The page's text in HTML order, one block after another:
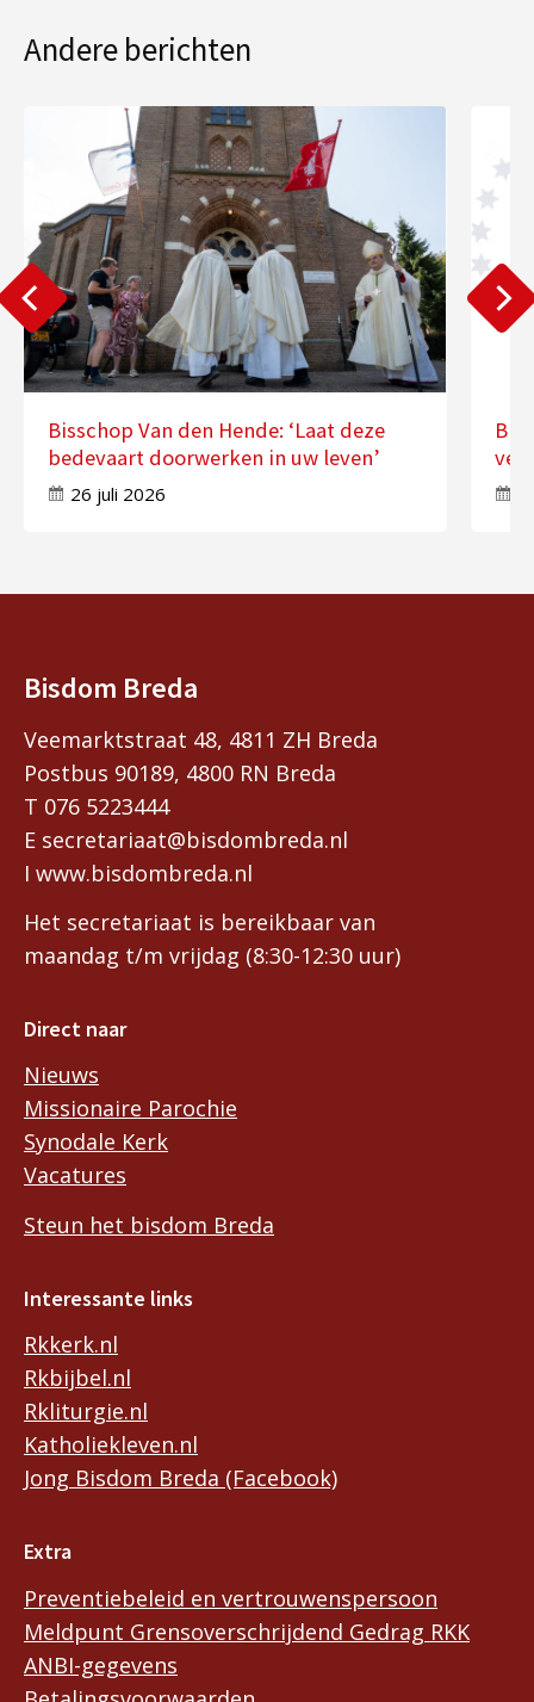
Andere berichten
Bisschop Van den Hende: ‘Laat deze
bedevaart doorwerken in uw leven’
26 juli 2026
Bisdom Breda
Veemarktstraat 48, 4811 ZH Breda
Postbus 90189, 4800 RN Breda
T 076 5223444
E secretariaat@bisdombreda.nl
I www.bisdombreda.nl
Het secretariaat is bereikbaar van
maandag t/m vrijdag (8:30-12:30 uur)
Direct naar
Nieuws
Missionaire Parochie
Synodale Kerk
Vacatures
Steun het bisdom Breda
Interessante links
Rkkerk.nl
Rkbijbel.nl
Rkliturgie.nl
Katholiekleven.nl
Jong Bisdom Breda (Facebook)
Extra
Preventiebeleid en vertrouwenspersoon
Meldpunt Grensoverschrijdend Gedrag RKK
ANBI-gegevens